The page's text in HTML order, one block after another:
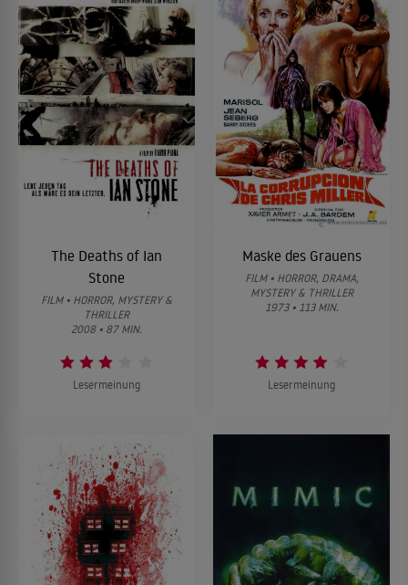
The Deaths of Ian
Stone
FILM • HORROR, MYSTERY &
THRILLER
2008 • 87 MIN.
Lesermeinung
Maske des Grauens
FILM • HORROR, DRAMA,
MYSTERY & THRILLER
1973 • 113 MIN.
Lesermeinung